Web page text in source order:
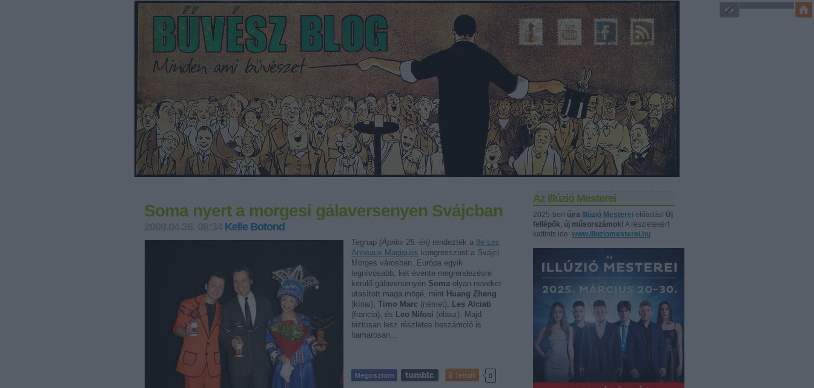
Az Illúzió Mesterei
2025-ben újra Illúzió Mesterei előadás! Új
fellépők, új műsorszámok! A részletekért
kattints ide: www.illuziomesterei.hu
Soma nyert a morgesi gálaversenyen Svájcban
Kelle Botond
Tegnap (Április 25.-én) rendezték a 8e Les
Anneaux Magiques kongresszust a Svájci
Morges városban. Európa egyik
legnívósabb, két évente megrendezésre
kerülő gálaversenyén Soma olyan neveket
utasított maga mögé, mint Huang Zheng
(kínai), Timo Marc (német), Les Alciati
(francia), és Leo Nifosi (olasz). Majd
biztosan lesz részletes beszámoló is
hamarosan...
Tetszik 0